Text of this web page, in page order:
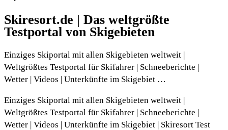
Skiresort.de | Das weltgrößte
Testportal von Skigebieten
Einziges Skiportal mit allen Skigebieten weltweit |
Weltgrößtes Testportal für Skifahrer | Schneeberichte |
Wetter | Videos | Unterkünfte im Skigebiet …
Einziges Skiportal mit allen Skigebieten weltweit |
Weltgrößtes Testportal für Skifahrer | Schneeberichte |
Wetter | Videos | Unterkünfte im Skigebiet | Skiresort Test